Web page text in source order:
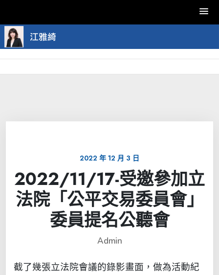
Skip
to
content
2022 年 12 月 3 日
2022/11/17-受邀參加立
法院「公平交易委員會」
委員提名公聽會
Admin
截了幾張立法院會議的錄影畫面，做為活動紀